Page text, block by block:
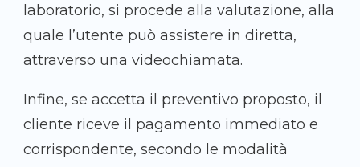
laboratorio, si procede alla valutazione, alla
quale l’utente può assistere in diretta,
attraverso una videochiamata.
Infine, se accetta il preventivo proposto, il
cliente riceve il pagamento immediato e
corrispondente, secondo le modalità